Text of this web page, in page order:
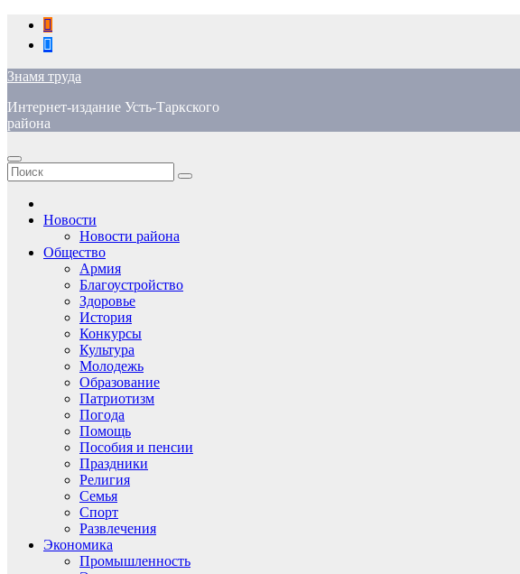
Перейти
содержимому
Знамя труда
Интернет-издание Усть-Таркского
района
Новости
Новости района
Общество
Армия
Благоустройство
Здоровье
История
Конкурсы
Культура
Молодежь
Образование
Патриотизм
Погода
Помощь
Пособия и пенсии
Праздники
Религия
Семья
Спорт
Развлечения
Экономика
Промышленность